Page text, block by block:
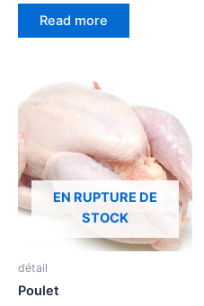
Read more
EN RUPTURE DE
STOCK
détail
Poulet